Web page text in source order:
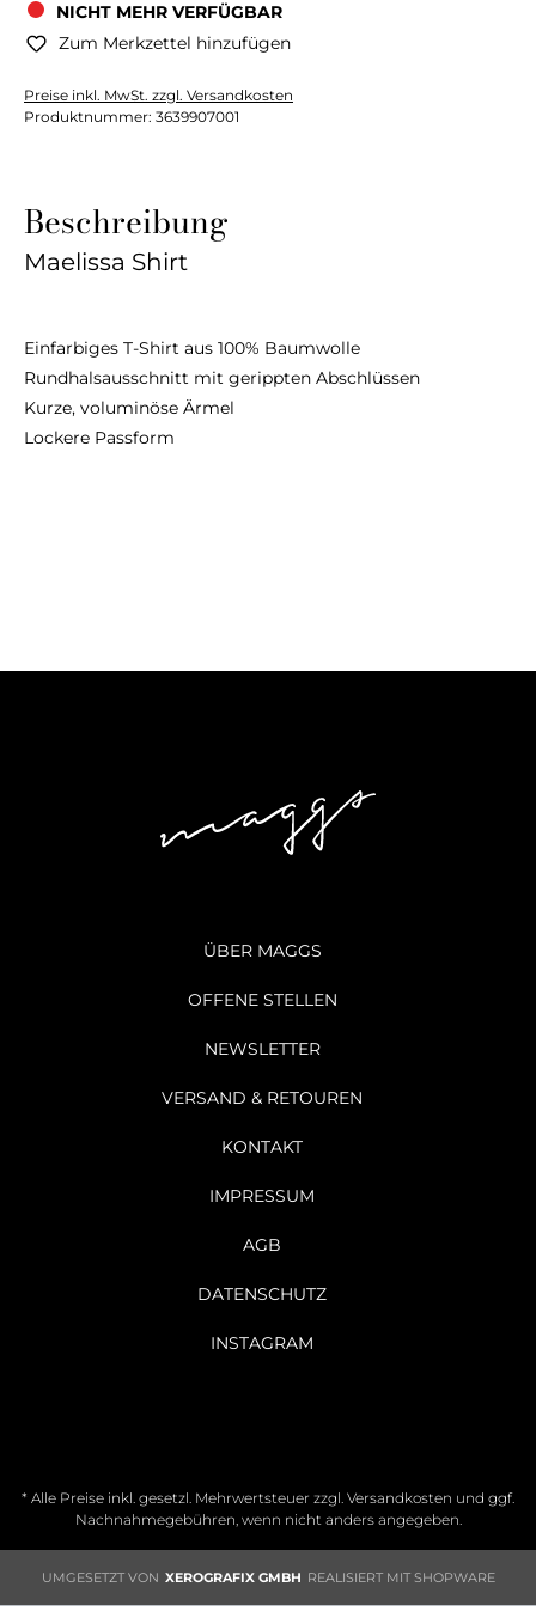
NICHT MEHR VERFÜGBAR
Zum Merkzettel hinzufügen
Preise inkl. MwSt. zzgl. Versandkosten
Produktnummer: 3639907001
Beschreibung
Maelissa Shirt
Einfarbiges T-Shirt aus 100% Baumwolle
Rundhalsausschnitt mit gerippten Abschlüssen
Kurze, voluminöse Ärmel
Lockere Passform
ÜBER MAGGS
OFFENE STELLEN
NEWSLETTER
VERSAND & RETOUREN
KONTAKT
IMPRESSUM
AGB
DATENSCHUTZ
INSTAGRAM
* Alle Preise inkl. gesetzl. Mehrwertsteuer zzgl. Versandkosten und ggf.
Nachnahmegebühren, wenn nicht anders angegeben.
UMGESETZT VON XEROGRAFIX GMBH REALISIERT MIT SHOPWARE